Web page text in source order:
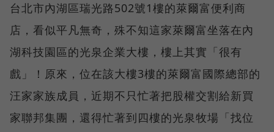
台北市內湖區瑞光路502號1樓的萊爾富便利商
店，看似平凡無奇，殊不知這家萊爾富坐落在內
湖科技園區的光泉企業大樓，樓上其實「很有
戲」！原來，位在該大樓3樓的萊爾富國際總部的
汪家家族成員，近期不只忙著把股權交割給新買
家聯邦集團，還得忙著到四樓的光泉牧場「找位